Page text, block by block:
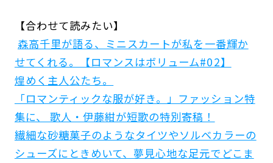
【合わせて読みたい】
森高千里が語る、ミニスカートが私を一番輝か
せてくれる。【ロマンスはボリューム#02】
煌めく主人公たち。
「ロマンティックな服が好き。」ファッション特
集に、 歌人・伊藤紺が短歌の特別寄稿！
繊細な砂糖菓子のようなタイツやソルベカラーの
シューズにときめいて、夢見心地な足元でどこま